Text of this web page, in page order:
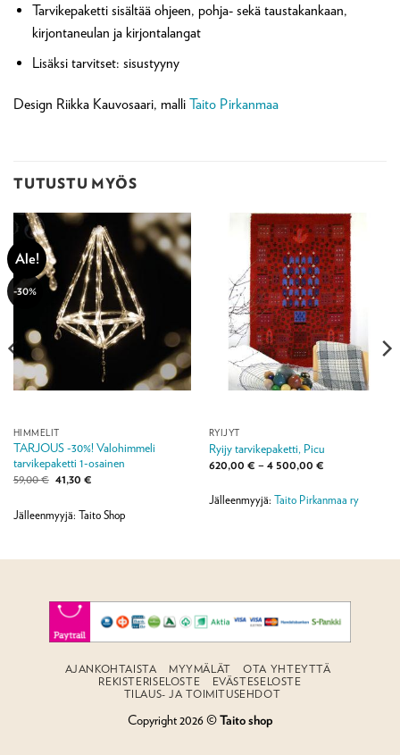
Tarvikepaketti sisältää ohjeen, pohja- sekä taustakankaan,
kirjontaneulan ja kirjontalangat
Lisäksi tarvitset: sisustyyny
Design Riikka Kauvosaari, malli Taito Pirkanmaa
TUTUSTU MYÖS
Ale!
-30%
HIMMELIT
TARJOUS -30%! Valohimmeli
tarvikepaketti 1-osainen
59,00€ Alkuperäinen
hinta
59,00 €.
41,30 €Nykyinen
41,30 €.
Jälleenmyyjä: Taito Shop
RYIJYT
Ryijy tarvikepaketti, Picu
620,00 € – 4 500,00 €Hintaluokka:
4
500,00 €
Jälleenmyyjä: Taito Pirkanmaa ry
AJANKOHTAISTA MYYMÄLÄT
OTA YHTEYTTÄ
REKISTERISELOSTE
EVÄSTESELOSTE
TILAUS- JA TOIMITUSEHDOT
Copyright 2026 ©Taito shop